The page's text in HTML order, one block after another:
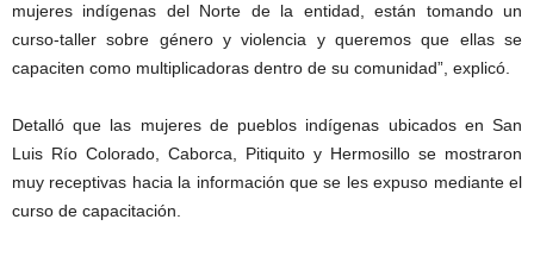
mujeres indígenas del Norte de la entidad, están tomando un
curso-taller sobre género y violencia y queremos que ellas se
capaciten como multiplicadoras dentro de su comunidad”, explicó.
Detalló que las mujeres de pueblos indígenas ubicados en San
Luis Río Colorado, Caborca, Pitiquito y Hermosillo se mostraron
muy receptivas hacia la información que se les expuso mediante el
curso de capacitación.